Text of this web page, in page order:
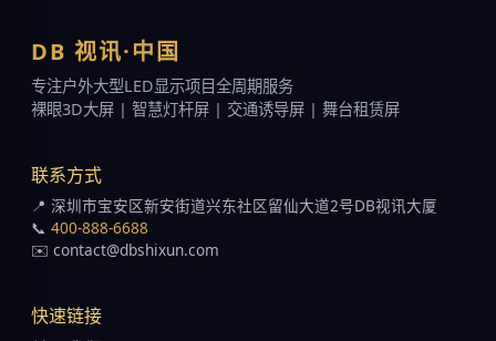
DB 视讯·中国
专注户外大型LED显示项目全周期服务
裸眼3D大屏 | 智慧灯杆屏 | 交通诱导屏 | 舞台租赁屏
联系方式
📍 深圳市宝安区新安街道兴东社区留仙大道2号DB视讯大厦
📞 400-888-6688
✉️ contact@dbshixun.com
快速链接